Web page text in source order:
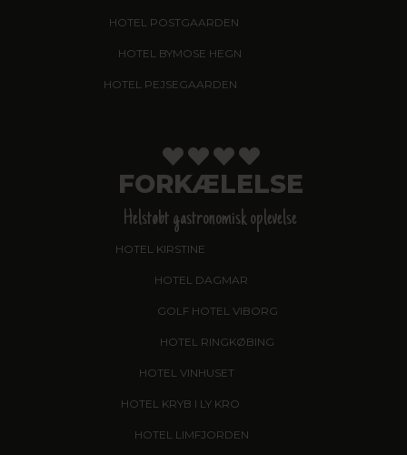
HOTEL POSTGAARDEN
HOTEL BYMOSE HEGN
HOTEL PEJSEGAARDEN
FORKÆLELSE
Helstøbt gastronomisk oplevelse
HOTEL KIRSTINE
HOTEL DAGMAR
GOLF HOTEL VIBORG
HOTEL RINGKØBING
HOTEL VINHUSET, NÆSTVED
HOTEL KRYB I LY KRO
HOTEL LIMFJORDEN